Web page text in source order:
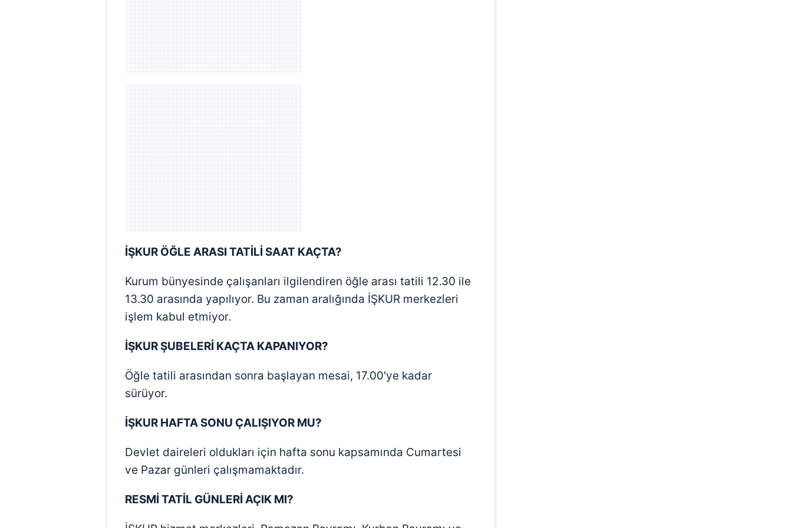
mevzuata uygun olarak kullanılan çerezlerle ilgili bilgi almak için lütfen
İŞKUR ÖĞLE ARASI TATİLİ SAAT KAÇTA?
Kurum bünyesinde çalışanları ilgilendiren öğle arası tatili 12.30 ile
13.30 arasında yapılıyor. Bu zaman aralığında İŞKUR merkezleri
işlem kabul etmiyor.
İŞKUR ŞUBELERİ KAÇTA KAPANIYOR?
Öğle tatili arasından sonra başlayan mesai, 17.00'ye kadar
sürüyor.
İŞKUR HAFTA SONU ÇALIŞIYOR MU?
Devlet daireleri oldukları için hafta sonu kapsamında Cumartesi
ve Pazar günleri çalışmamaktadır.
RESMİ TATİL GÜNLERİ AÇIK MI?